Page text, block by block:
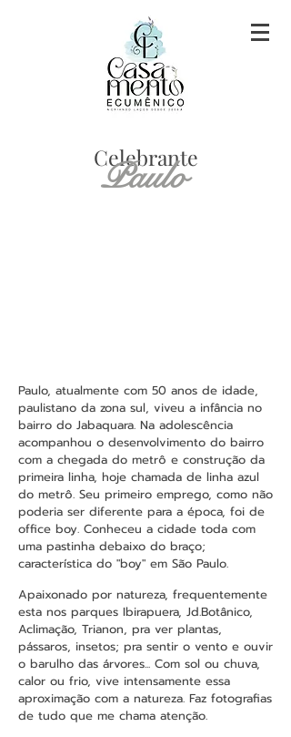
Celebrante
Paulo
Paulo, atualmente com 50 anos de idade,
paulistano da zona sul, viveu a infância no
bairro do Jabaquara. Na adolescência
acompanhou o desenvolvimento do bairro
com a chegada do metrô e construção da
primeira linha, hoje chamada de linha azul
do metrô. Seu primeiro emprego, como não
poderia ser diferente para a época, foi de
office boy. Conheceu a cidade toda com
uma pastinha debaixo do braço;
característica do "boy" em São Paulo.
Apaixonado por natureza, frequentemente
esta nos parques Ibirapuera, Jd.Botânico,
Aclimação, Trianon, pra ver plantas,
pássaros, insetos; pra sentir o vento e ouvir
o barulho das árvores... Com sol ou chuva,
calor ou frio, vive intensamente essa
aproximação com a natureza. Faz fotografias
de tudo que me chama atenção.